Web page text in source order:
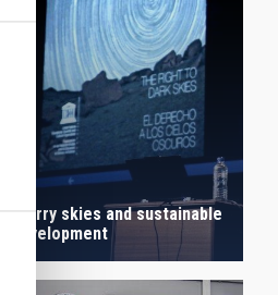
Starry skies and sustainable
development